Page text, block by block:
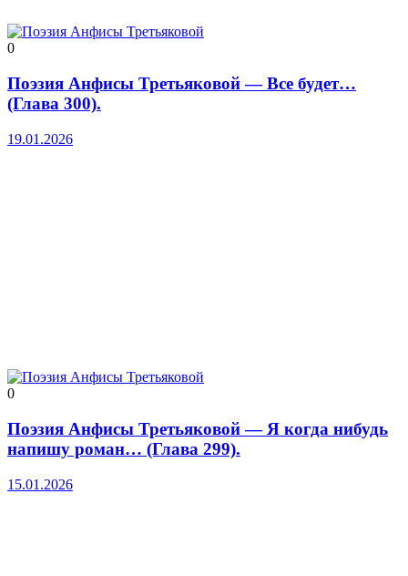
0
Поэзия Анфисы Третьяковой — Все будет…
(Глава 300).
19.01.2026
0
Поэзия Анфисы Третьяковой — Я когда нибудь
напишу роман… (Глава 299).
15.01.2026